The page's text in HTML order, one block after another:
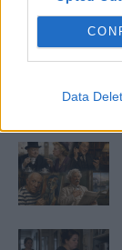
Data